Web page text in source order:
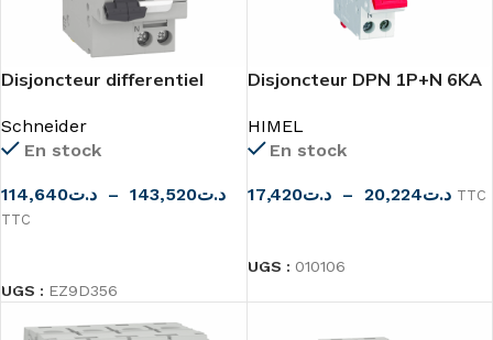
Disjoncteur differentiel
30MA
Schneider
En stock
د.ت114,640 – د.ت143,520
TTC
UGS : EZ9D356
Disjoncteur DPN 1P+N 6KA
HIMEL
En stock
د.ت17,420 – د.ت20,224
TTC
UGS : 010106